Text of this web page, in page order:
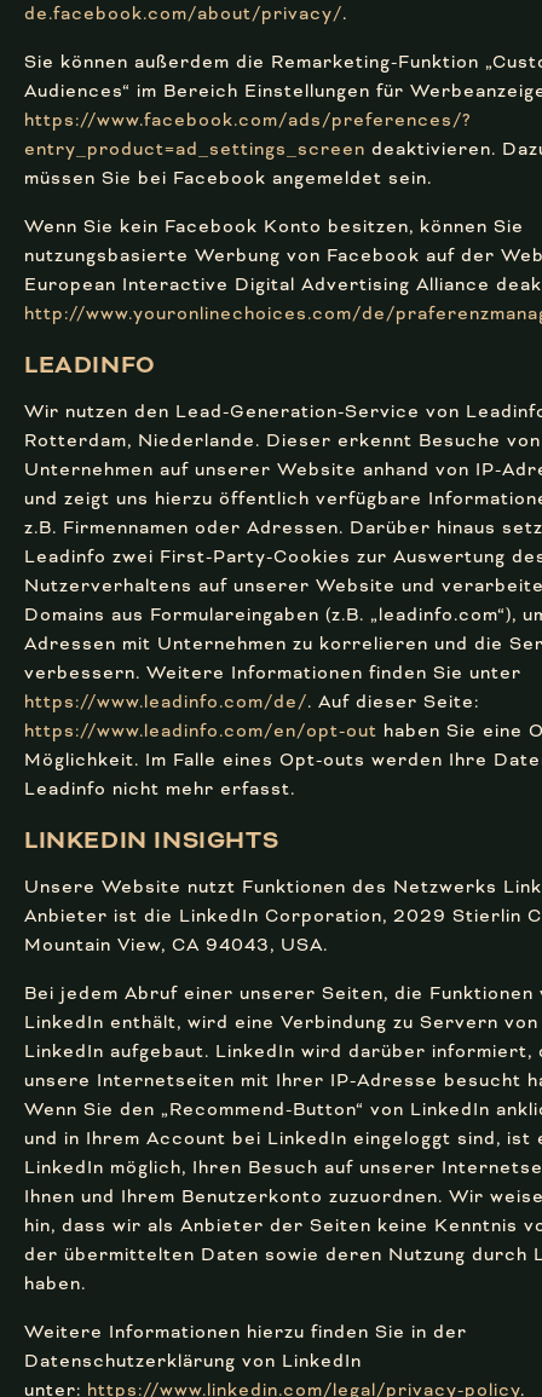
de.facebook.com/about/privacy/.
Sie können außerdem die Remarketing-Funktion
Audiences“ im Bereich Einstellungen für
https://www.facebook.com/ads/preferences/?
entry_product=ad_settings_screen deaktivieren.
müssen Sie bei Facebook angemeldet sein.
Wenn Sie kein Facebook Konto besitzen, können Sie
nutzungsbasierte Werbung von Facebook auf der
European Interactive Digital Advertising Alliance
http://www.youronlinechoices.com/de/
LEADINFO
Wir nutzen den Lead-Generation-Service von
Rotterdam, Niederlande. Dieser erkennt Besuche von
Unternehmen auf unserer Website anhand von IP-
und zeigt uns hierzu öffentlich verfügbare
z.B. Firmennamen oder Adressen. Darüber hinaus
Leadinfo zwei First-Party-Cookies zur Auswertung
Nutzerverhaltens auf unserer Website und
Domains aus Formulareingaben (z.B. „leadinfo.com“),
Adressen mit Unternehmen zu korrelieren und die
verbessern. Weitere Informationen finden Sie unter
https://www.leadinfo.com/de/. Auf dieser Seite:
https://www.leadinfo.com/en/opt-out haben Sie eine
Möglichkeit. Im Falle eines Opt-outs werden Ihre
Leadinfo nicht mehr erfasst.
LINKEDIN INSIGHTS
Unsere Website nutzt Funktionen des Netzwerks
Anbieter ist die LinkedIn Corporation, 2029 Stierlin
Mountain View, CA 94043, USA.
Bei jedem Abruf einer unserer Seiten, die Funktionen
LinkedIn enthält, wird eine Verbindung zu Servern von
LinkedIn aufgebaut. LinkedIn wird darüber informiert,
unsere Internetseiten mit Ihrer IP-Adresse besucht
Wenn Sie den „Recommend-Button“ von LinkedIn
und in Ihrem Account bei LinkedIn eingeloggt sind, ist
LinkedIn möglich, Ihren Besuch auf unserer
Ihnen und Ihrem Benutzerkonto zuzuordnen. Wir
hin, dass wir als Anbieter der Seiten keine Kenntnis
der übermittelten Daten sowie deren Nutzung durch
haben.
Weitere Informationen hierzu finden Sie in der
Datenschutzerklärung von LinkedIn
unter: https://www.linkedin.com/legal/privacy-policy.